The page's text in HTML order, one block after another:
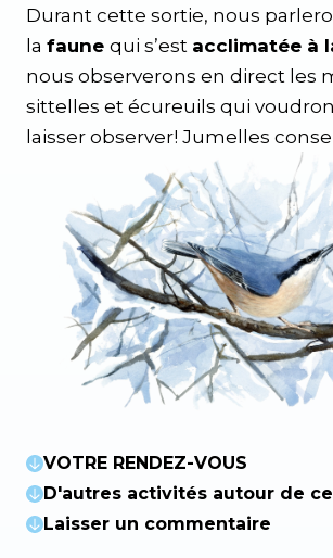
Durant cette sortie, nous
la faune qui s’est acclimatée à
nous observerons en direct les
sittelles et écureuils qui
laisser observer! Jumelles
VOTRE RENDEZ-VOUS
D'autres activités autour de
Laisser un commentaire